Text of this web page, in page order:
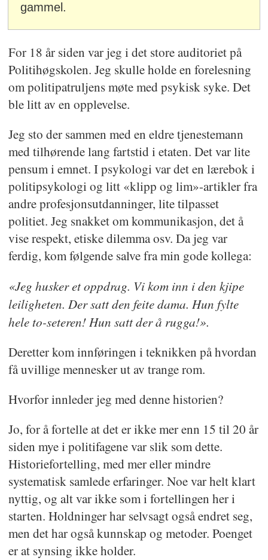
gammel.
For 18 år siden var jeg i det store auditoriet på
Politihøgskolen. Jeg skulle holde en forelesning
om politipatruljens møte med psykisk syke. Det
ble litt av en opplevelse.
Jeg sto der sammen med en eldre tjenestemann
med tilhørende lang fartstid i etaten. Det var lite
pensum i emnet. I psykologi var det en lærebok i
politipsykologi og litt «klipp og lim»-artikler fra
andre profesjons­utdanninger, lite tilpasset
politiet. Jeg snakket om kommunikasjon, det å
vise respekt, etiske dilemma osv. Da jeg var
ferdig, kom følgende salve fra min gode kollega:
«Jeg husker et oppdrag. Vi kom inn i den kjipe
leiligheten. Der satt den feite dama. Hun fylte
hele to-seteren! Hun satt der å rugga!».
Deretter kom innføringen i teknikken på hvordan
få uvillige mennesker ut av trange rom.
Hvorfor innleder jeg med denne historien?
Jo, for å fortelle at det er ikke mer enn 15 til 20 år
siden mye i politifagene var slik som dette.
Historiefortelling, med mer eller mindre
systematisk samlede erfaringer. Noe var helt klart
nyttig, og alt var ikke som i fortellingen her i
starten. Holdninger har selvsagt også endret seg,
men det har også kunnskap og metoder. Poenget
er at synsing ikke holder.